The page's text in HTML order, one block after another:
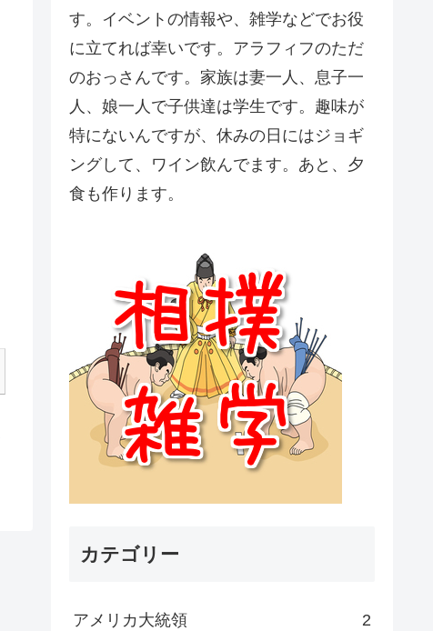
す。イベントの情報や、雑学などでお役
に立てれば幸いです。アラフィフのただ
のおっさんです。家族は妻一人、息子一
人、娘一人で子供達は学生です。趣味が
特にないんですが、休みの日にはジョギ
ングして、ワイン飲んでます。あと、夕
食も作ります。
カテゴリー
アメリカ大統領 2